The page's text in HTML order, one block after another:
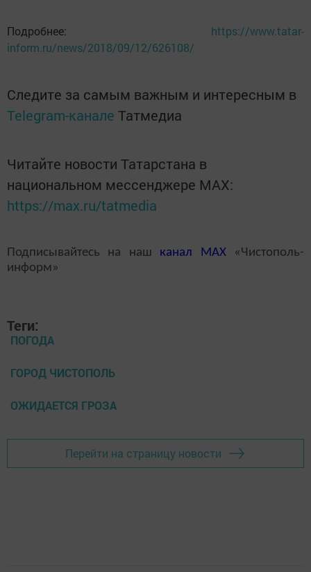
Подробнее: https://www.tatar-
inform.ru/news/2018/09/12/626108/
Следите за самым важным и интересным в
Telegram-канале Татмедиа
Читайте новости Татарстана в
национальном мессенджере MАХ:
https://max.ru/tatmedia
Подписывайтесь на наш канал MAX«Чистополь-
информ»
Теги:
ПОГОДА
ГОРОД ЧИСТОПОЛЬ
ОЖИДАЕТСЯ ГРОЗА
Перейти на страницу новости